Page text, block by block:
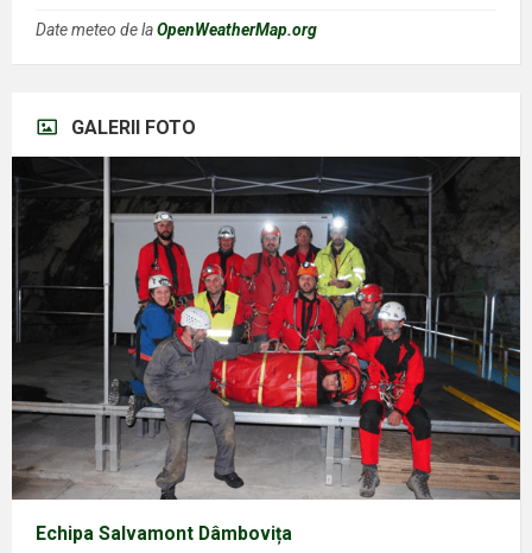
Date meteo de laOpenWeatherMap.org
GALERII FOTO
Echipa Salvamont Dâmbovița